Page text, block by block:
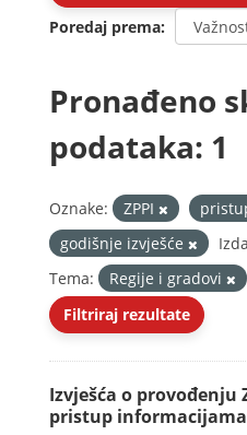
Poredaj prema
Pronađeno
podataka: 1
Oznake: ZPPI
godišnje izvješće
Tema:
Regije i gradovi
Filtriraj rezultate
Izvješća o provođenju
pristup informacijama